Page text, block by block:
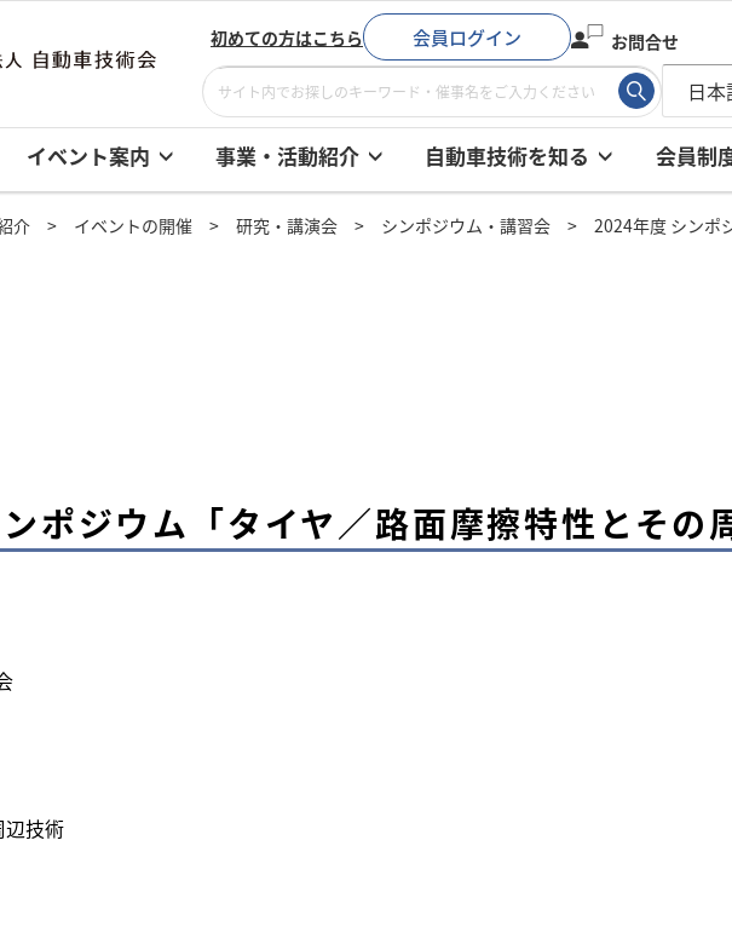
初めての方はこちら 会員ログイン お問合せ
イベント案内 事業・活動紹介 自動車技術を知る 会員制
介 イベントの開催 研究・講演会 シンポジウム・講習会 2024年度 シンポ
ジウム「タイヤ／路面摩擦特性とその
辺技術